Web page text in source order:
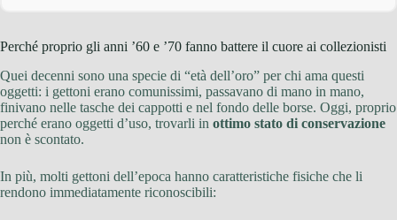
Perché proprio gli anni ’60 e ’70 fanno battere il cuore ai collezionisti
Quei decenni sono una specie di “età dell’oro” per chi ama questi
oggetti: i gettoni erano comunissimi, passavano di mano in mano,
finivano nelle tasche dei cappotti e nel fondo delle borse. Oggi, proprio
perché erano oggetti d’uso, trovarli in ottimo stato di conservazione
non è scontato.
In più, molti gettoni dell’epoca hanno caratteristiche fisiche che li
rendono immediatamente riconoscibili: